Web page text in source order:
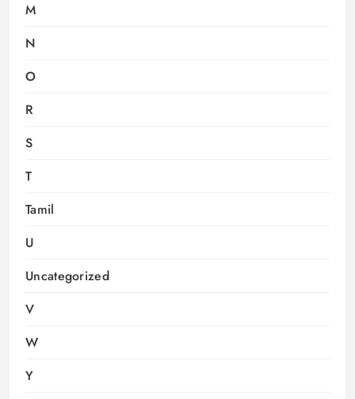
M
N
O
R
S
T
Tamil
U
Uncategorized
V
W
Y